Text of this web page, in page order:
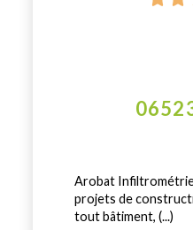
Arobat
projets de
tout bâtiment, (...)